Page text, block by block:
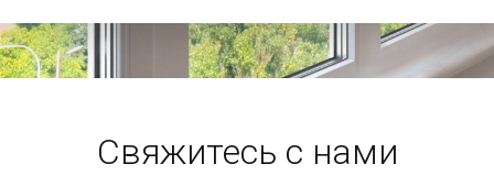
Свяжитесь с нами